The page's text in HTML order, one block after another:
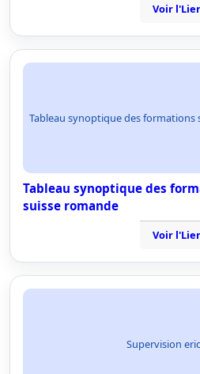
Voir
Tableau synoptique des formations
Tableau synoptique des
suisse romande
Voir
Supervision